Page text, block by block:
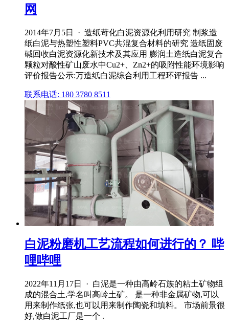
网
2014年7月5日 · 造纸苛化白泥资源化利用研究 制浆造
纸白泥与热塑性塑料PVC共混复合材料的研究 造纸固废
碱回收白泥资源化新技术及其应用 膨润土造纸白泥复合
颗粒对酸性矿山废水中Cu2+、Zn2+的吸附性能环境影响
评价报告公示:万造纸白泥综合利用工程环评报告 ...
联系电话: 180 3780 8511
白泥粉磨机工艺流程如何进行的？ 哔
哩哔哩
2022年11月17日 · 白泥是一种由高岭石族的粘土矿物组
成的混合土,学名叫高岭土矿。 是一种非金属矿物,可以
用来制作纸张,也可以用来制作陶瓷和填料。 市场前景很
好,做白泥工厂是一个 .